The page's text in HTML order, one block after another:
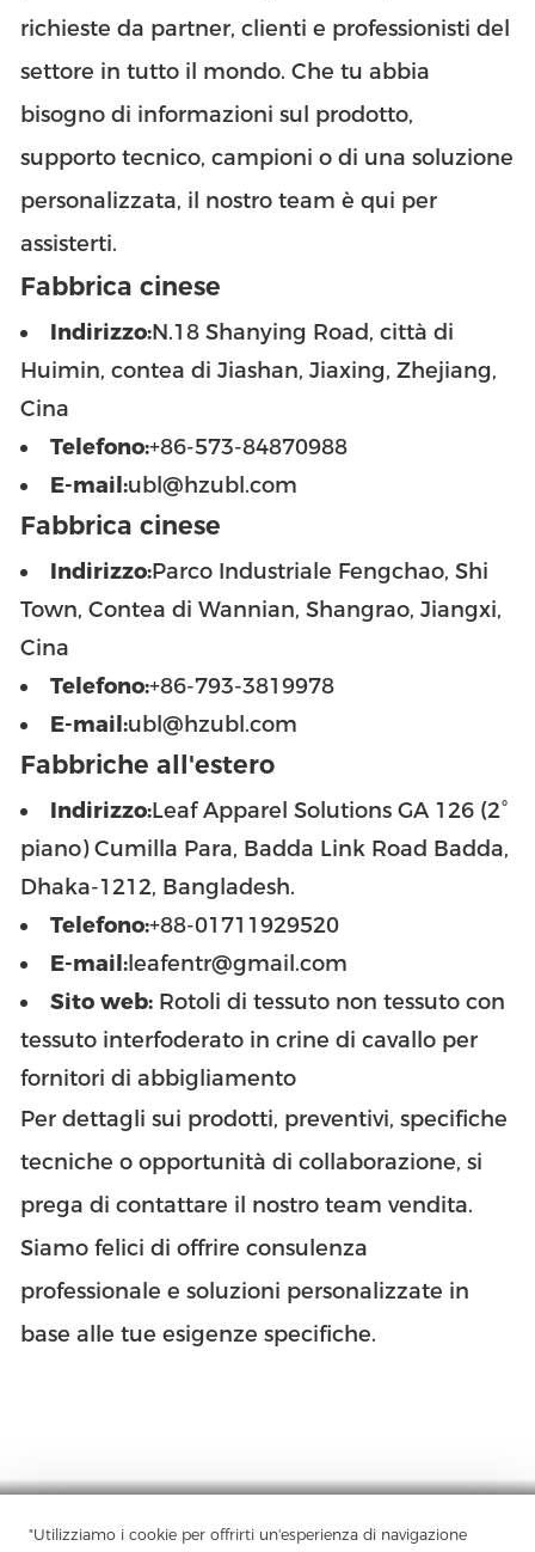
"Utilizziamo i cookie per offrirti un'esperienza di navigazione
richieste da partner, clienti e professionisti del
settore in tutto il mondo. Che tu abbia
bisogno di informazioni sul prodotto,
supporto tecnico, campioni o di una soluzione
personalizzata, il nostro team è qui per
assisterti.
Fabbrica cinese
Indirizzo:N.18 Shanying Road, città di
Huimin, contea di Jiashan, Jiaxing, Zhejiang,
Cina
Telefono:+86-573-84870988
E-mail:ubl@hzubl.com
Fabbrica cinese
Indirizzo:Parco Industriale Fengchao, Shi
Town, Contea di Wannian, Shangrao, Jiangxi,
Cina
Telefono:+86-793-3819978
E-mail:ubl@hzubl.com
Fabbriche all'estero
Indirizzo:Leaf Apparel Solutions GA 126 (2°
piano) Cumilla Para, Badda Link Road Badda,
Dhaka-1212, Bangladesh.
Telefono:+88-01711929520
E-mail: leafentr@gmail.com
Sito web: Rotoli di tessuto non tessuto con
tessuto interfoderato in crine di cavallo per
fornitori di abbigliamento
Per dettagli sui prodotti, preventivi, specifiche
tecniche o opportunità di collaborazione, si
prega di contattare il nostro team vendita.
Siamo felici di offrire consulenza
professionale e soluzioni personalizzate in
base alle tue esigenze specifiche.